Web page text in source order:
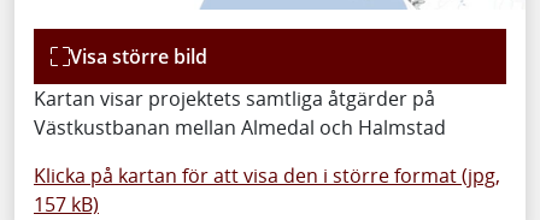
Kartan visar projektets samtliga åtgärder på
Västkustbanan mellan Almedal och Halmstad
Klicka på kartan för att visa den i större format (jpg,
157 kB)
Visa större bild